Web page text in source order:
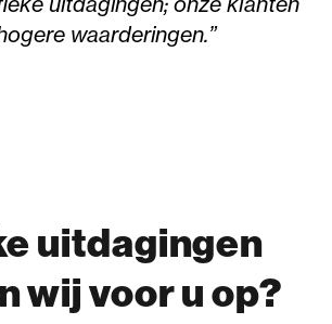
waarderingen.”
uitdagingen
wij voor u op?